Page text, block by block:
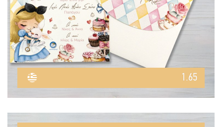
1.65